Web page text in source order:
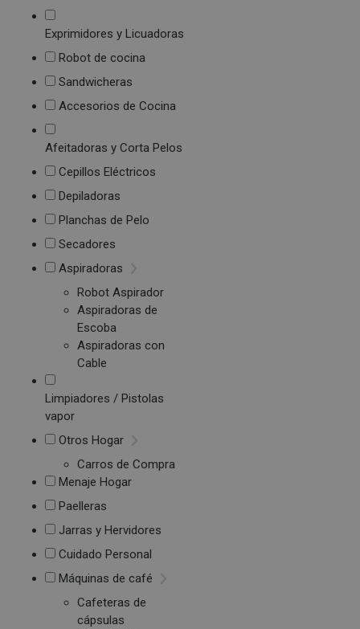
Exprimidores y Licuadoras
Robot de cocina
Sandwicheras
Accesorios de Cocina
Afeitadoras y Corta Pelos
Cepillos Eléctricos
Depiladoras
Planchas de Pelo
Secadores
Aspiradoras
Robot Aspirador
Aspiradoras de
Escoba
Aspiradoras con
Cable
Limpiadores / Pistolas
vapor
Otros Hogar
Carros de Compra
Menaje Hogar
Paelleras
Jarras y Hervidores
Cuidado Personal
Máquinas de café
Cafeteras de
cápsulas